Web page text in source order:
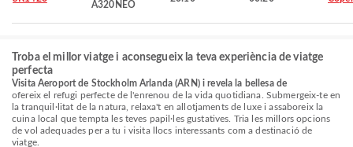
A320NEO
Troba el millor viatge i aconsegueix la teva experiència de viatge
perfecta
Visita Aeroport de Stockholm Arlanda (ARN) i revela la bellesa de
ofereix el refugi perfecte de l'enrenou de la vida quotidiana. Submergeix-te en
la tranquil·litat de la natura, relaxa't en allotjaments de luxe i assaboreix la
cuina local que tempta les teves papil·les gustatives. Tria les millors opcions
de vol adequades per a tu i visita llocs interessants com a destinació de
viatge.